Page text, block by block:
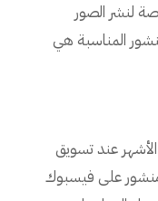
لنشر الصور
المناسبة هي
عند تسويق
على فيسبوك